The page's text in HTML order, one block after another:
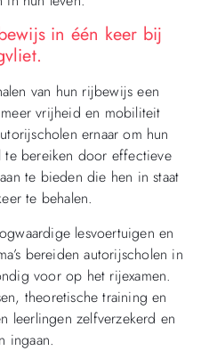
in één keer bij
van hun rijbewijs een
vrijheid en mobiliteit
ernaar om hun
bereiken door effectieve
te bieden die hen in staat
te behalen.
lesvoertuigen en
bereiden autorijscholen in
voor op het rijexamen.
theoretische training en
leerlingen zelfverzekerd en
ingaan.